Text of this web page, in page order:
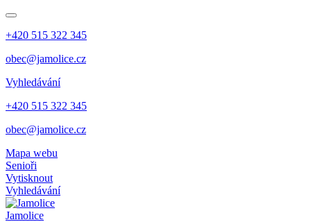
+420 515 322 345
obec@jamolice.cz
Vyhledávání
+420 515 322 345
obec@jamolice.cz
Mapa webu
Senioři
Vytisknout
Vyhledávání
Jamolice